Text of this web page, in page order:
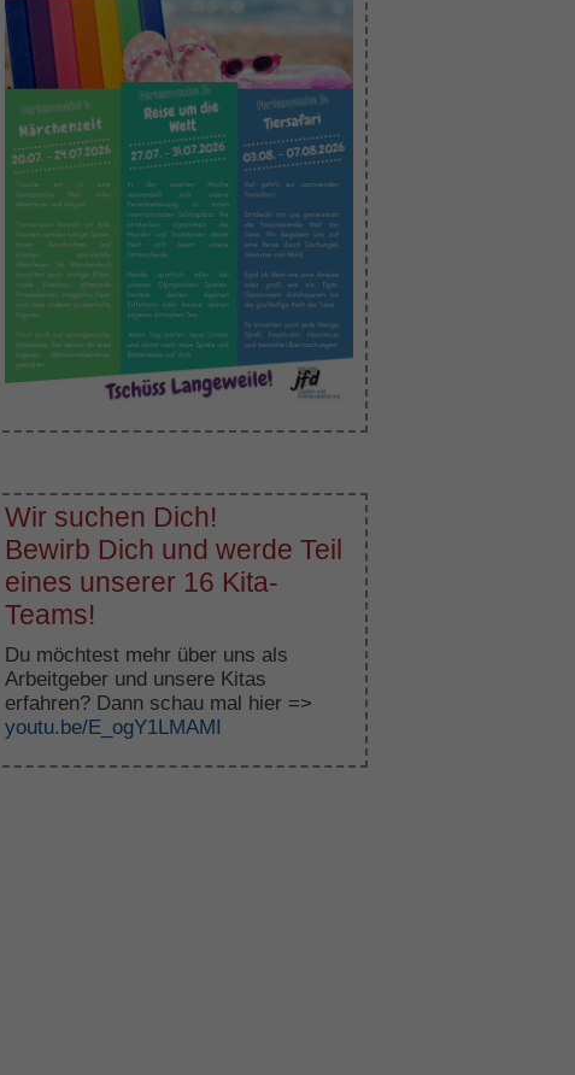
Wir suchen Dich!
Bewirb Dich und werde Teil
eines unserer 16 Kita-
Teams!
Du möchtest mehr über uns als
Arbeitgeber und unsere Kitas
erfahren? Dann schau mal hier =>
youtu.be/E_ogY1LMAMI